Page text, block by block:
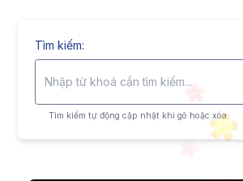
Tìm kiếm:
Tìm kiếm tự động cập nhật khi gõ hoặc xóa